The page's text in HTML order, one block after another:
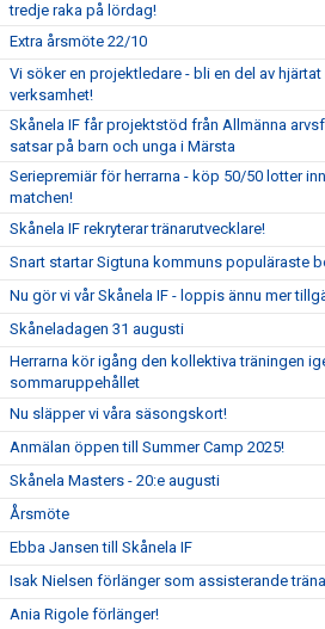
tredje raka på lördag!
Extra årsmöte 22/10
Vi söker en projektledare - bli en del av hjärtat
verksamhet!
Skånela IF får projektstöd från Allmänna
satsar på barn och unga i Märsta
Seriepremiär för herrarna - köp 50/50 lotter
matchen!
Skånela IF rekryterar tränarutvecklare!
Snart startar Sigtuna kommuns populäraste
Nu gör vi vår Skånela IF - loppis ännu mer
Skåneladagen 31 augusti
Herrarna kör igång den kollektiva träningen
sommaruppehållet
Nu släpper vi våra säsongskort!
Anmälan öppen till Summer Camp 2025!
Skånela Masters - 20:e augusti
Årsmöte
Ebba Jansen till Skånela IF
Isak Nielsen förlänger som assisterande
Ania Rigole förlänger!